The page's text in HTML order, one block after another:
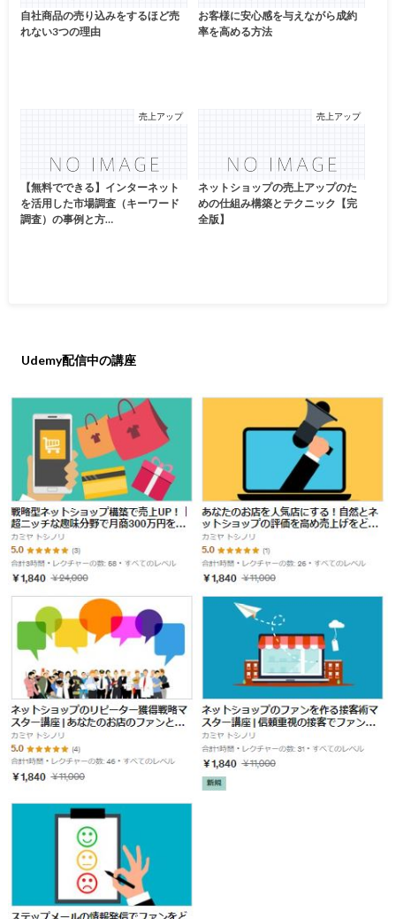
自社商品の売り込みをするほど売
れない3つの理由
お客様に安心感を与えながら成約
率を高める方法
売上アップ
【無料でできる】インターネット
を活用した市場調査（キーワード
調査）の事例と方…
売上アップ
ネットショップの売上アップのた
めの仕組み構築とテクニック【完
全版】
Udemy配信中の講座